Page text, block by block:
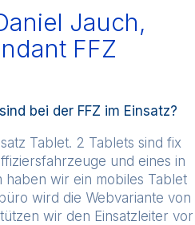
Jauch,
FFZ
bei der FFZ im Einsatz?
Tablet. 2 Tablets sind fix
und eines in
wir ein mobiles Tablet
wird die Webvariante von
wir den Einsatzleiter vor